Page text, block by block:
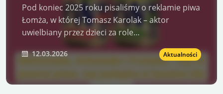
Pod koniec 2025 roku pisaliśmy o reklamie piwa
Łomża, w której Tomasz Karolak – aktor
uwielbiany przez dzieci za role…
12.03.2026 Aktualności